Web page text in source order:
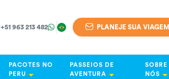
+51 963 213 482 PLANEJE SUA VIAGEM
PACOTES NO
PERU
PASSEIOS DE
AVENTURA
SOBRE
NÓS